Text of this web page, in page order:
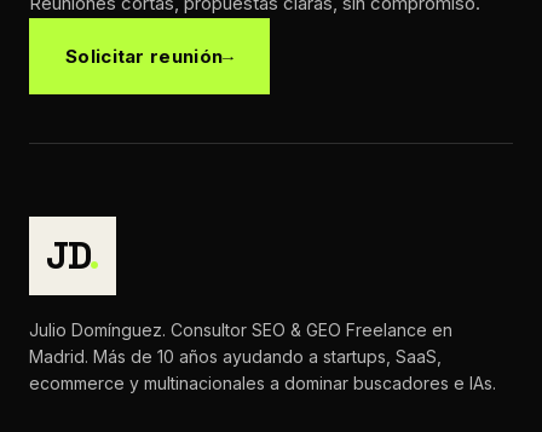
Solicitar reunión
JD.
Julio Domínguez. Consultor SEO & GEO Freelance en
Madrid. Más de 10 años ayudando a startups, SaaS,
ecommerce y multinacionales a dominar buscadores e IAs.